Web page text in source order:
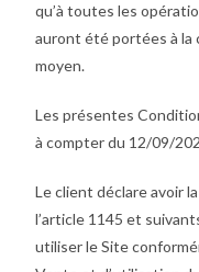
qu’à toutes les
auront été portées à la
moyen.
Les présentes
à compter du 12/09/
Le client déclare avoir
l’article 1145 et
utiliser le Site